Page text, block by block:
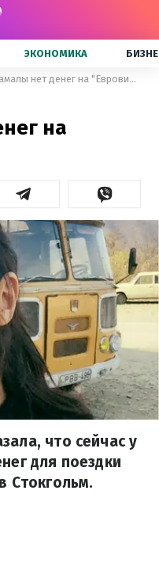
ЭКОНОМИКА
У Джамалы нет денег на "Евровидение"
на
что сейчас у
для поездки
Стокгольм.